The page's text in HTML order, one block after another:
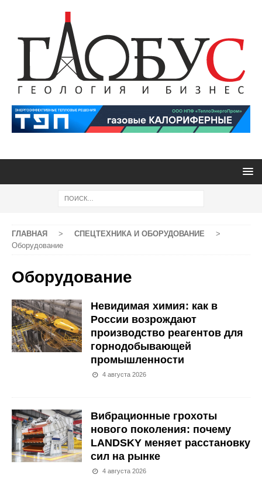
ГЛАВНАЯ > СПЕЦТЕХНИКА И ОБОРУДОВАНИЕ
>
Оборудование
Оборудование
Невидимая химия: как в
России возрождают
производство реагентов для
горнодобывающей
промышленности
4 августа 2026
Вибрационные грохоты
нового поколения: почему
LANDSKY меняет расстановку
сил на рынке
4 августа 2026